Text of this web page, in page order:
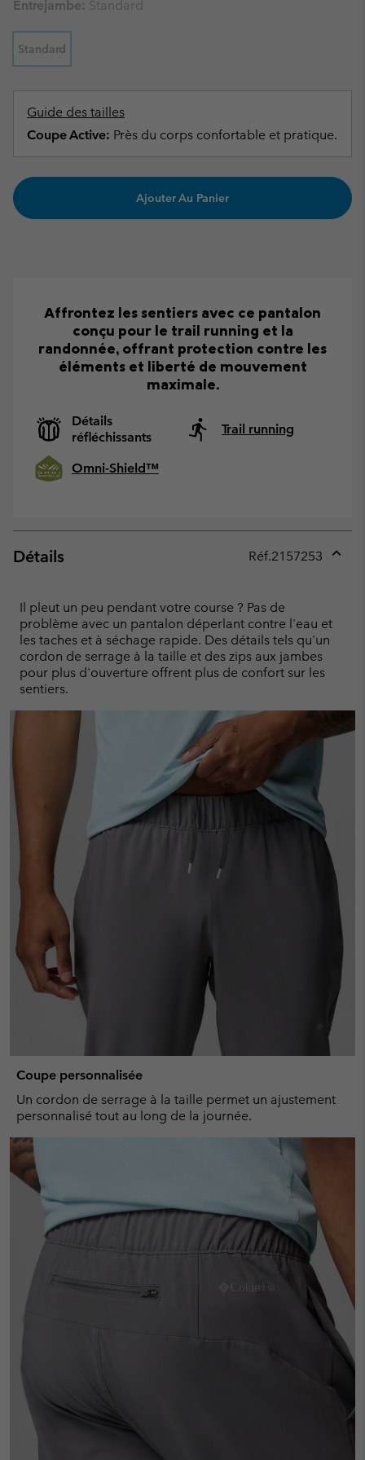
Entrejambe: Standard
Standard
Guide des tailles
Coupe Active: Près du corps confortable et pratique.
Ajouter Au Panier
Affrontez les sentiers avec ce pantalon
conçu pour le trail running et la
randonnée, offrant protection contre les
éléments et liberté de mouvement
maximale.
Détails
réfléchissants
Trail running
Omni-Shield™
Détails Réf.2157253
Il pleut un peu pendant votre course ? Pas de
problème avec un pantalon déperlant contre l'eau et
les taches et à séchage rapide. Des détails tels qu'un
cordon de serrage à la taille et des zips aux jambes
pour plus d'ouverture offrent plus de confort sur les
sentiers.
Coupe personnalisée
Un cordon de serrage à la taille permet un ajustement
personnalisé tout au long de la journée.